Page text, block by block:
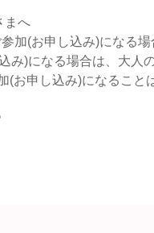
まへ
加(お申し込み)になる
み)になる場合は、大人
(お申し込み)になること